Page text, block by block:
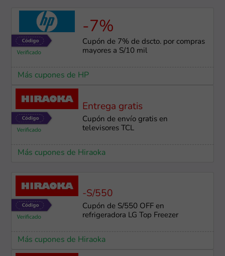
-7%
Cupón de 7% de dscto. por compras
mayores a S/10 mil
Más cupones de HP
Entrega gratis
Cupón de envío gratis en
televisores TCL
Más cupones de Hiraoka
-S/550
Cupón de S/550 OFF en
refrigeradora LG Top Freezer
Más cupones de Hiraoka